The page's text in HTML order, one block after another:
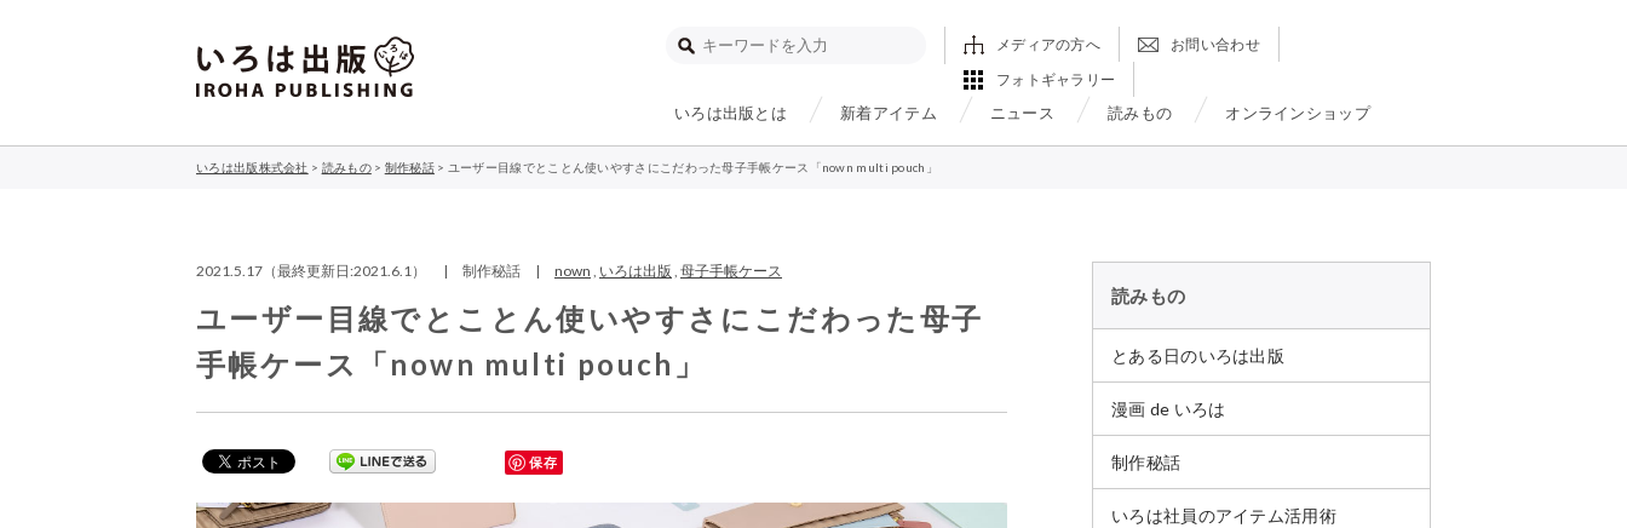
いろは出版とは 新着アイテム ニュース 読みもの オンラインショップ
メディアの方へ
お問い合わせ
フォトギャラリー
いろは出版株式会社 > 読みもの> 制作秘話> ユーザー目線でとことん使いやすさにこだわった母子手帳ケース「nown multi pouch」
2021.5.17（最終更新日:2021.6.1） | 制作秘話 | nown , いろは出版 , 母子手帳ケース
ユーザー目線でとことん使いやすさにこだわった母子
手帳ケース「nown multi pouch」
保存
読みもの
とある日のいろは出版
漫画 de いろは
制作秘話
いろは社員のアイテム活用術